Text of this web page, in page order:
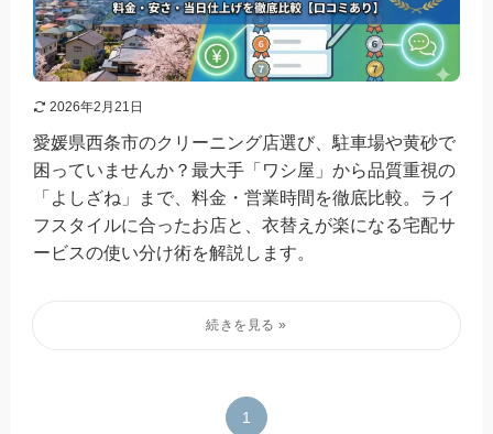
2026年2月21日
愛媛県西条市のクリーニング店選び、駐車場や黄砂で
困っていませんか？最大手「ワシ屋」から品質重視の
「よしざね」まで、料金・営業時間を徹底比較。ライ
フスタイルに合ったお店と、衣替えが楽になる宅配サ
ービスの使い分け術を解説します。
1